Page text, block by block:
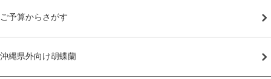
ご予算からさがす
沖縄県外向け胡蝶蘭